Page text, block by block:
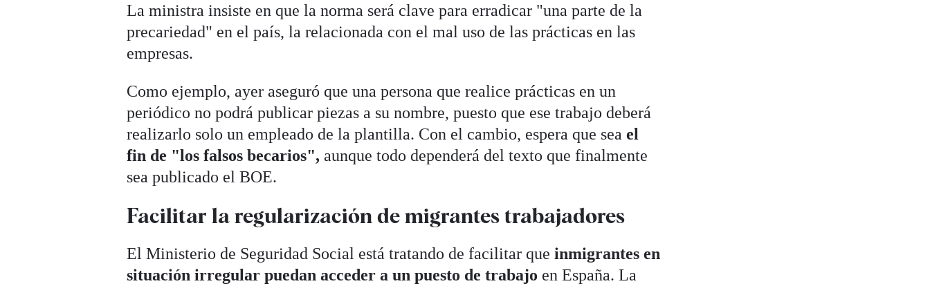
La ministra insiste en que la norma será clave para erradicar "una parte de la
precariedad" en el país, la relacionada con el mal uso de las prácticas en las
empresas.
Como ejemplo, ayer aseguró que una persona que realice prácticas en un
periódico no podrá publicar piezas a su nombre, puesto que ese trabajo deberá
realizarlo solo un empleado de la plantilla. Con el cambio, espera que sea el
fin de "los falsos becarios", aunque todo dependerá del texto que finalmente
sea publicado el BOE.
Facilitar la regularización de migrantes trabajadores
El Ministerio de Seguridad Social está tratando de facilitar queinmigrantes en
situación irregular puedan acceder a un puesto de trabajo en España. La